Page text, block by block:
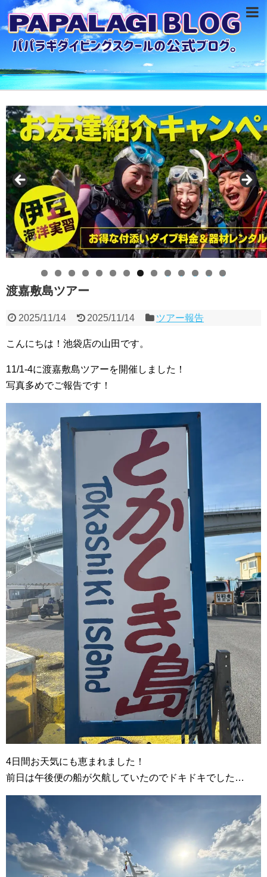
0 1 2 3 4
渡嘉敷島ツアー
2025/11/14 2025/11/14 ツアー報告
こんにちは！池袋店の山田です。
11/1-4に渡嘉敷島ツアーを開催しました！
写真多めでご報告です！
4日間お天気にも恵まれました！
前日は午後便の船が欠航していたのでドキドキでした…